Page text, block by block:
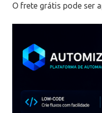
O frete grátis pode ser